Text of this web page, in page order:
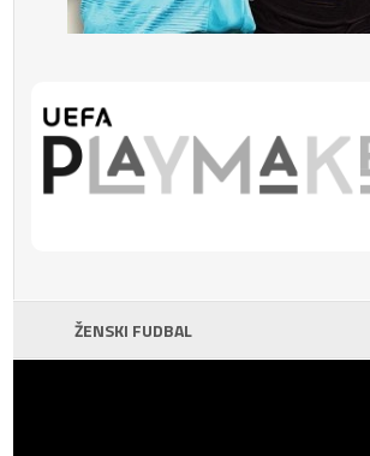
ŽENSKI FUDBAL